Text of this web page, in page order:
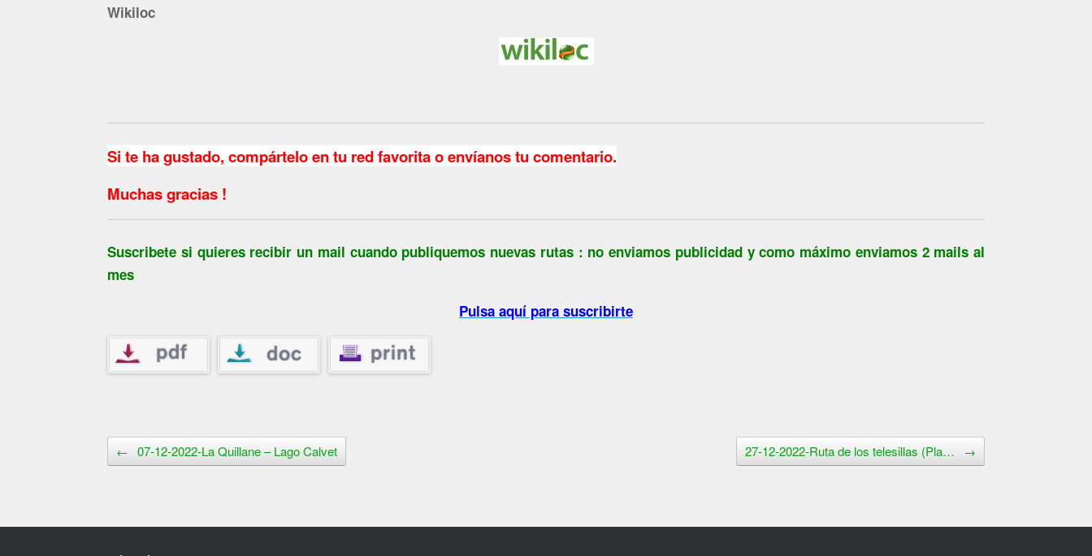
Wikiloc
Si te ha gustado, compártelo en tu red favorita o envíanos tu comentario.
Muchas gracias !
Suscribete si quieres recibir un mail cuando publiquemos nuevas rutas : no enviamos publicidad y como máximo enviamos 2 mails al
mes
Pulsa aquí para suscribirte
Navegador de artículos
← 07-12-2022-La Quillane – Lago Calvet 27-12-2022-Ruta de los telesillas (Pla… →